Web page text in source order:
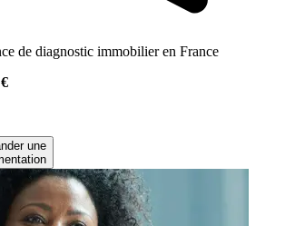
de diagnostic immobilier en France
une